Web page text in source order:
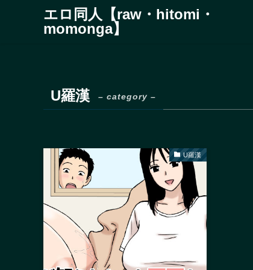
エロ同人【raw・hitomi・
momonga】
U羅漢 – category –
U羅漢